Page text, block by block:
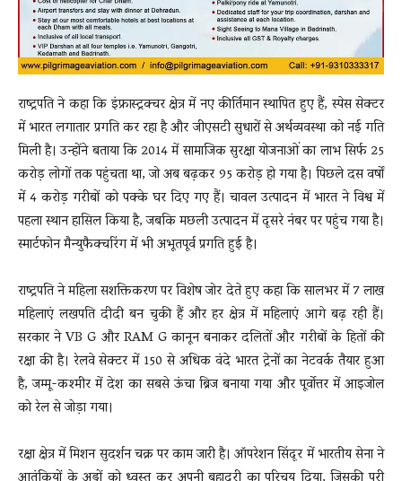
राष्ट्रपति ने कहा कि इंफ्रास्ट्रक्चर क्षेत्र में नए कीर्तिमान स्थापित हुए हैं, स्पेस सेक्टर
में भारत लगातार प्रगति कर रहा है और जीएसटी सुधारों से अर्थव्यवस्था को नई गति
मिली है। उन्होंने बताया कि 2014 में सामाजिक सुरक्षा योजनाओं का लाभ सिर्फ 25
करोड़ लोगों तक पहुंचता था, जो अब बढ़कर 95 करोड़ हो गया है। पिछले दस वर्षों
में 4 करोड़ गरीबों को पक्के घर दिए गए हैं। चावल उत्पादन में भारत ने विश्व में
पहला स्थान हासिल किया है, जबकि मछली उत्पादन में दूसरे नंबर पर पहुंच गया है।
स्मार्टफोन मैन्युफैक्चरिंग में भी अभूतपूर्व प्रगति हुई है।
राष्ट्रपति ने महिला सशक्तिकरण पर विशेष जोर देते हुए कहा कि सालभर में 7 लाख
महिलाएं लखपति दीदी बन चुकी हैं और हर क्षेत्र में महिलाएं आगे बढ़ रही हैं।
सरकार ने VB G और RAM G कानून बनाकर दलितों और गरीबों के हितों की
रक्षा की है। रेलवे सेक्टर में 150 से अधिक वंदे भारत ट्रेनों का नेटवर्क तैयार हुआ
है, जम्मू-कश्मीर में देश का सबसे ऊंचा ब्रिज बनाया गया और पूर्वोत्तर में आइजोल
को रेल से जोड़ा गया।
रक्षा क्षेत्र में मिशन सुदर्शन चक्र पर काम जारी है। ऑपरेशन सिंदूर में भारतीय सेना ने